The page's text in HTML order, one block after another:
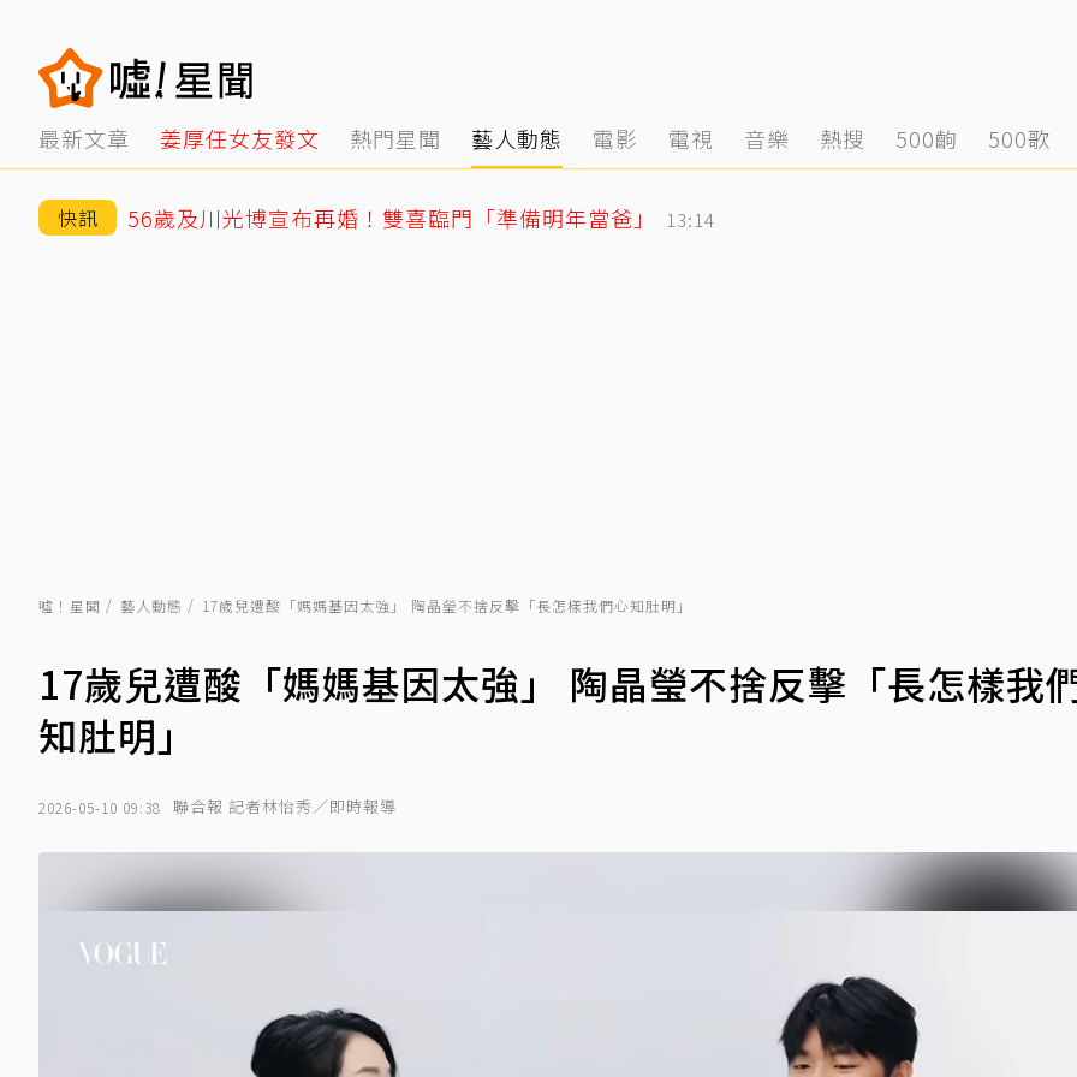
最新文章 姜厚任女友發文 熱門星聞 藝人動態 電影 電視 音樂 熱搜 500齣 500歌
快訊 56歲及川光博宣布再婚！雙喜臨門「準備明年當爸」 13:14
噓！星聞 藝人動態 17歲兒遭酸「媽媽基因太強」 陶晶瑩不捨反擊「長怎樣我們心知肚明」
17歲兒遭酸「媽媽基因太強」 陶晶瑩不捨反擊「長怎樣我
知肚明」
2026-05-10 09:38 聯合報 記者林怡秀／即時報導